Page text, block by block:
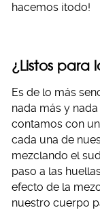
hacemos ¡todo!
¿Listos para
Es de lo más
nada más y
contamos con
cada una de
mezclando el
paso a las
efecto de la
nuestro cuerpo